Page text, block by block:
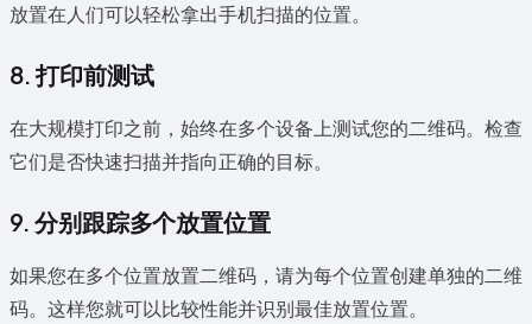
放置在人们可以轻松拿出手机扫描的位置。
8. 打印前测试
在大规模打印之前，始终在多个设备上测试您的二维码。检查
它们是否快速扫描并指向正确的目标。
9. 分别跟踪多个放置位置
如果您在多个位置放置二维码，请为每个位置创建单独的二维
码。这样您就可以比较性能并识别最佳放置位置。